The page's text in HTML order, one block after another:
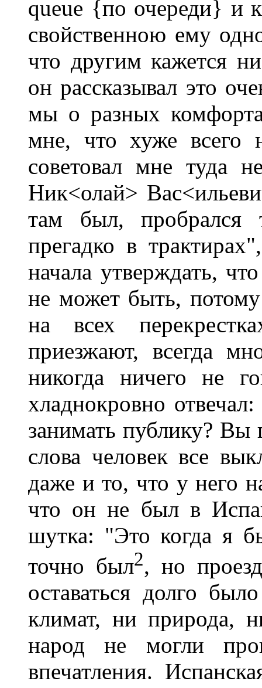
queue {по очереди} и
свойственною ему
что другим кажется
он рассказывал это
мы о разных
мне, что хуже всего
советовал мне туда
Ник<олай>
там был, пробрался
прегадко в
начала утверждать,
не может быть,
на всех
приезжают, всегда
никогда ничего не
хладнокровно
занимать публику? Вы
слова человек все
даже и то, что у него
что он не был в
шутка: "Это когда я
точно был2, но
оставаться долго
климат, ни природа,
народ не могли
впечатления.